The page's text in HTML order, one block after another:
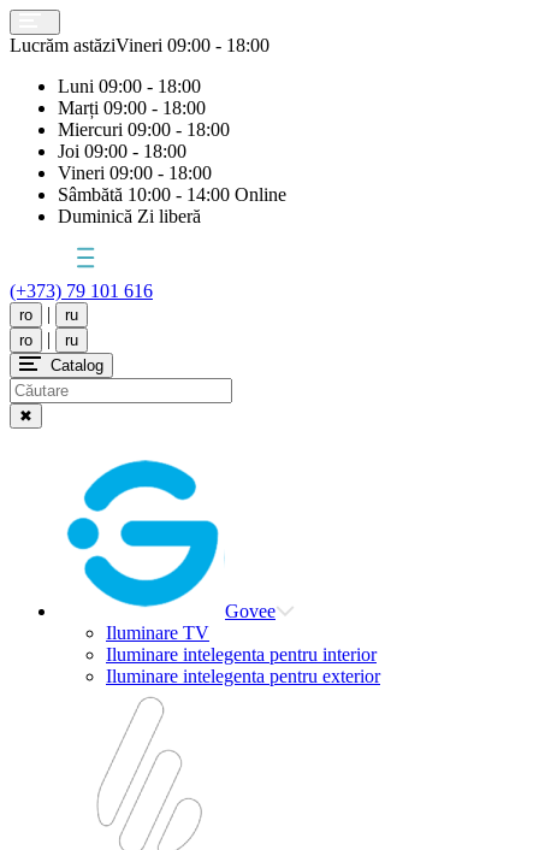
Lucrăm astăziVineri 09:00 - 18:00
Luni 09:00 - 18:00
Marți 09:00 - 18:00
Miercuri 09:00 - 18:00
Joi 09:00 - 18:00
Vineri 09:00 - 18:00
Sâmbătă 10:00 - 14:00 Online
Duminică Zi liberă
(+373) 79 101 616
ro |
ru
ro
|
ru
Catalog
✖
Govee
Iluminare TV
Iluminare intelegenta pentru interior
Iluminare intelegenta pentru exterior